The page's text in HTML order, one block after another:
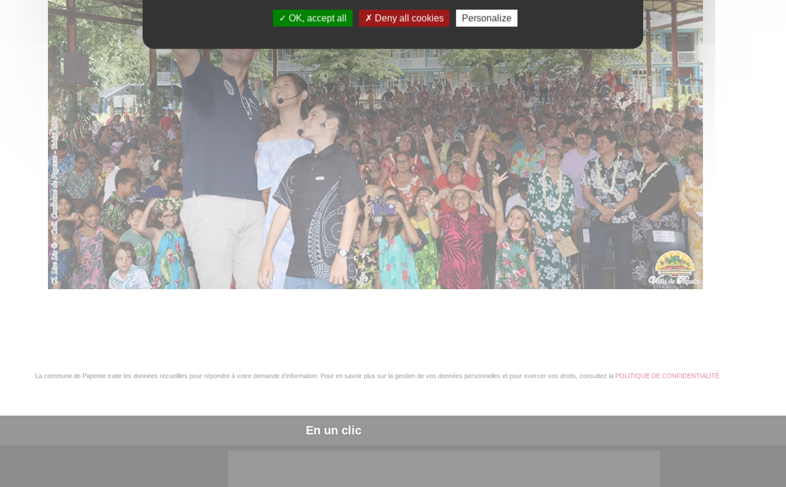
La commune de Papeete traite les données recueillies pour répondre à votre demande d’information. Pour en savoir plus sur la gestion de vos données personnelles et pour exercer vos droits, consultez la POLITIQUE DE CONFIDENTIALITÉ
En un clic
OK, accept all Deny all cookies Personalize